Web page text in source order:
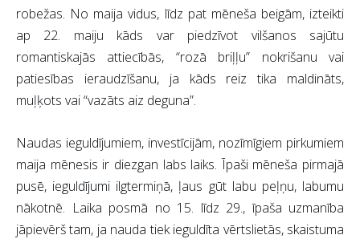
robežas. No maija vidus, līdz pat mēneša beigām, izteikti
ap 22. maiju kāds var piedzīvot vilšanos sajūtu
romantiskajās attiecībās, “rozā briļļu” nokrišanu vai
patiesības ieraudzīšanu, ja kāds reiz tika maldināts,
muļķots vai “vazāts aiz deguna”.
Naudas ieguldījumiem, investīcijām, nozīmīgiem pirkumiem
maija mēnesis ir diezgan labs laiks. Īpaši mēneša pirmajā
pusē, ieguldījumi ilgtermiņā, ļaus gūt labu peļņu, labumu
nākotnē. Laika posmā no 15. līdz 29., īpaša uzmanība
jāpievērš tam, ja nauda tiek ieguldīta vērtslietās, skaistuma